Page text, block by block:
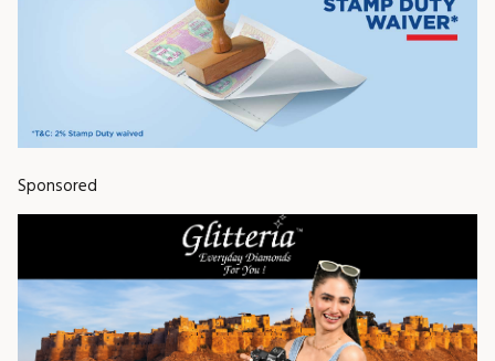
Sponsored